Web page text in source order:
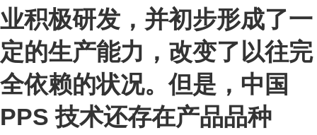
业积极研发，并初步形成了一
定的生产能力，改变了以往完
全依赖的状况。但是，中国
PPS 技术还存在产品品种